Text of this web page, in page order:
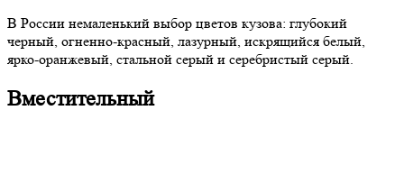
В России немаленький выбор цветов кузова: глубокий
черный, огненно-красный, лазурный, искрящийся белый,
ярко-оранжевый, стальной серый и серебристый серый.
Вместительный